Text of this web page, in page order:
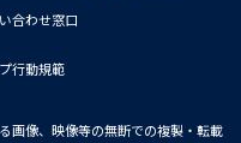
合わせ窓口
行動規範
画像、映像等の無断での複製・転載